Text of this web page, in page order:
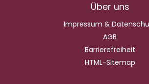
Über uns
Impressum &
AGB
Barrierefreiheit
HTML-Sitemap